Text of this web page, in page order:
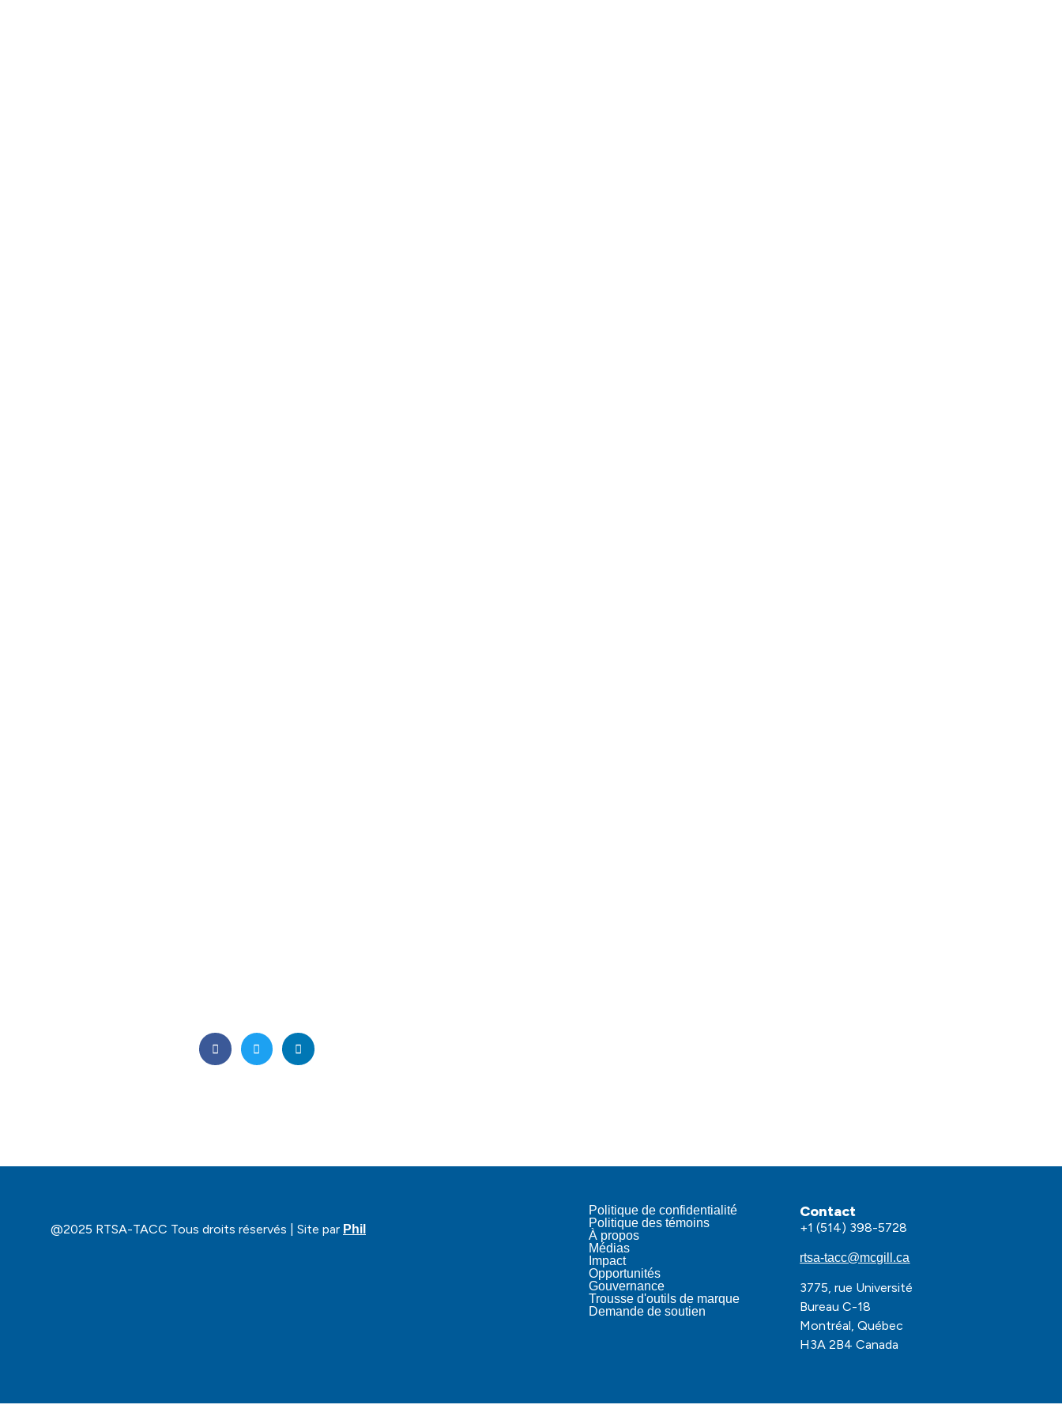
@2025 RTSA-TACC Tous droits réservés | Site par Phil
Politique de confidentialité
Politique des témoins
À propos
Médias
Impact
Opportunités
Gouvernance
Trousse d'outils de marque
Demande de soutien
Contact
+1 (514) 398-5728
rtsa-tacc@mcgill.ca
3775, rue Université
Bureau C-18
Montréal, Québec
H3A 2B4 Canada